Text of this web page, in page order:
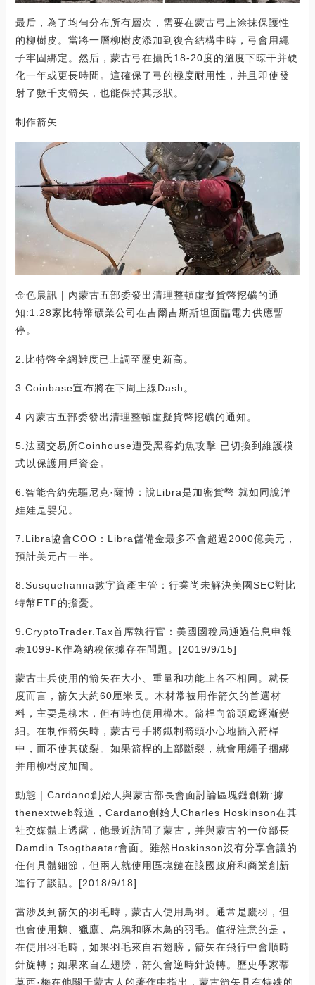
最后，為了均勻分布所有層次，需要在蒙古弓上涂抹保護性
的柳樹皮。當將一層柳樹皮添加到復合結構中時，弓會用繩
子牢固綁定。然后，蒙古弓在攝氏18-20度的溫度下晾干并硬
化一年或更長時間。這確保了弓的極度耐用性，并且即使發
射了數千支箭矢，也能保持其形狀。
制作箭矢
金色晨訊 | 內蒙古五部委發出清理整頓虛擬貨幣挖礦的通
知:1.28家比特幣礦業公司在吉爾吉斯斯坦面臨電力供應暫
停。
2.比特幣全網難度已上調至歷史新高。
3.Coinbase宣布將在下周上線Dash。
4.內蒙古五部委發出清理整頓虛擬貨幣挖礦的通知。
5.法國交易所Coinhouse遭受黑客釣魚攻擊 已切換到維護模
式以保護用戶資金。
6.智能合約先驅尼克·薩博：說Libra是加密貨幣 就如同說洋
娃娃是嬰兒。
7.Libra協會COO：Libra儲備金最多不會超過2000億美元，
預計美元占一半。
8.Susquehanna數字資產主管：行業尚未解決美國SEC對比
特幣ETF的擔憂。
9.CryptoTrader.Tax首席執行官：美國國稅局通過信息申報
表1099-K作為納稅依據存在問題。[2019/9/15]
蒙古士兵使用的箭矢在大小、重量和功能上各不相同。就長
度而言，箭矢大約60厘米長。木材常被用作箭矢的首選材
料，主要是柳木，但有時也使用樺木。箭桿向箭頭處逐漸變
細。在制作箭矢時，蒙古弓手將鐵制箭頭小心地插入箭桿
中，而不使其破裂。如果箭桿的上部斷裂，就會用繩子捆綁
并用柳樹皮加固。
動態 | Cardano創始人與蒙古部長會面討論區塊鏈創新:據
thenextweb報道，Cardano創始人Charles Hoskinson在其
社交媒體上透露，他最近訪問了蒙古，并與蒙古的一位部長
Damdin Tsogtbaatar會面。雖然Hoskinson沒有分享會議的
任何具體細節，但兩人就使用區塊鏈在該國政府和商業創新
進行了談話。[2018/9/18]
當涉及到箭矢的羽毛時，蒙古人使用鳥羽。通常是鷹羽，但
也會使用鵝、獵鷹、烏鴉和啄木鳥的羽毛。值得注意的是，
在使用羽毛時，如果羽毛來自右翅膀，箭矢在飛行中會順時
針旋轉；如果來自左翅膀，箭矢會逆時針旋轉。歷史學家蒂
莫西·梅在他關于蒙古人的著作中指出，蒙古箭矢具有特殊的